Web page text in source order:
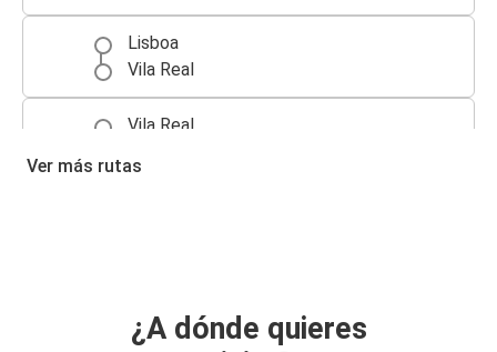
Lisboa
Vila Real
Vila Real
Oporto (Aeropuerto)
Ver más rutas
¿A dónde quieres